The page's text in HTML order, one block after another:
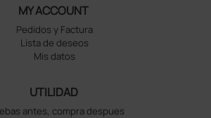
MY ACCOUNT
Pedidos y Factura
Lista de deseos
Mis datos
UTILIDAD
antes, compra despues